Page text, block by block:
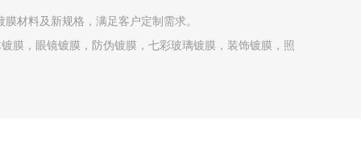
材料及新规格，满足客户定制需求。
膜，眼镜镀膜，防伪镀膜，七彩玻璃镀膜，装饰镀膜，照